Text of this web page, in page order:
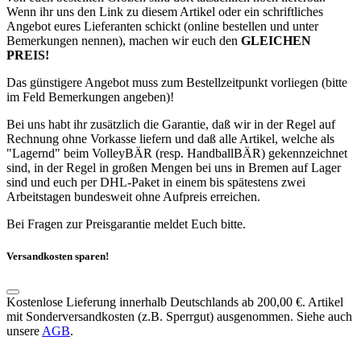
Wenn ihr uns den Link zu diesem Artikel oder ein schriftliches
Angebot eures Lieferanten schickt (online bestellen und unter
Bemerkungen nennen), machen wir euch den GLEICHEN
PREIS!
Das günstigere Angebot muss zum Bestellzeitpunkt vorliegen (bitte
im Feld Bemerkungen angeben)!
Bei uns habt ihr zusätzlich die Garantie, daß wir in der Regel auf
Rechnung ohne Vorkasse liefern und daß alle Artikel, welche als
"Lagernd" beim VolleyBÄR (resp. HandballBÄR) gekennzeichnet
sind, in der Regel in großen Mengen bei uns in Bremen auf Lager
sind und euch per DHL-Paket in einem bis spätestens zwei
Arbeitstagen bundesweit ohne Aufpreis erreichen.
Bei Fragen zur Preisgarantie meldet Euch bitte.
Versandkosten sparen!
Kostenlose Lieferung innerhalb Deutschlands ab 200,00 €. Artikel
mit Sonderversandkosten (z.B. Sperrgut) ausgenommen. Siehe auch
unsere AGB.